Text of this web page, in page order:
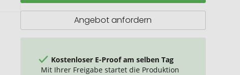
180x100
Angebot anfordern
Kostenloser E-Proof am selben Tag
Mit Ihrer Freigabe startet die Produktion